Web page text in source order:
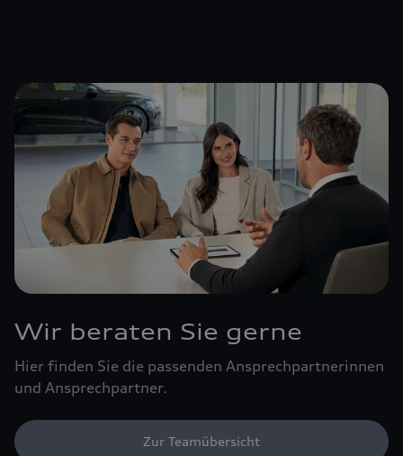
Wir beraten Sie gerne
Hier finden Sie die passenden Ansprechpartnerinnen
und Ansprechpartner.
Zur Teamübersicht